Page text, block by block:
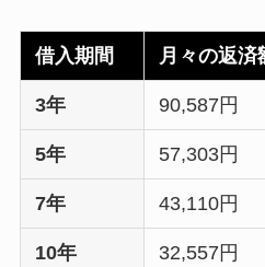
借入期間 月々の返済
3年 90,587円
5年 57,303円
7年 43,110円
10年 32,557円